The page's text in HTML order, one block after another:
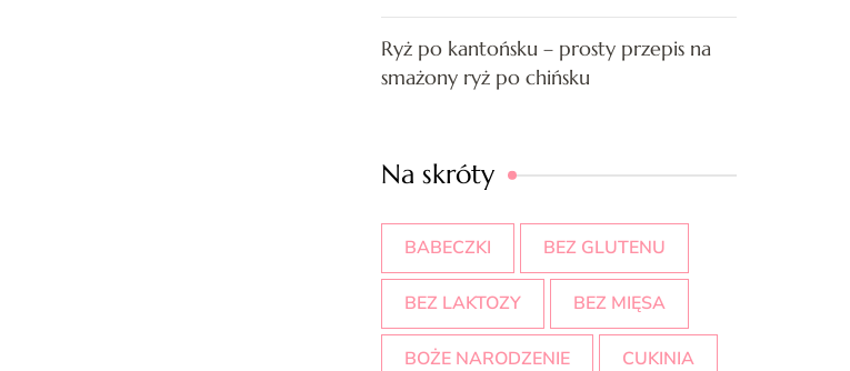
Ryż po kantońsku – prosty przepis na
smażony ryż po chińsku
Na skróty
BABECZKI BEZ GLUTENU
BEZ LAKTOZY BEZ MIĘSA
BOŻE NARODZENIE CUKINIA